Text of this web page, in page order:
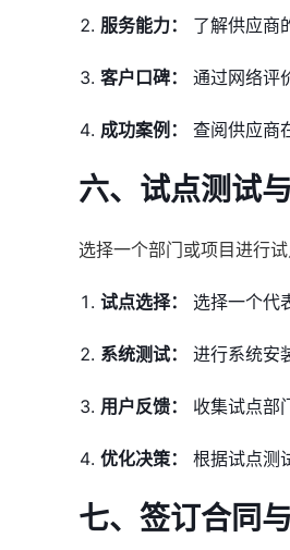
服务能力： 了解供应商
客户口碑： 通过网络评
成功案例： 查阅供应商
六、试点测试
选择一个部门或项目进行
试点选择： 选择一个代
系统测试： 进行系统安
用户反馈： 收集试点部
优化决策： 根据试点测
七、签订合同